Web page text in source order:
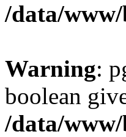
/data/
Warning:
boolean
/data/